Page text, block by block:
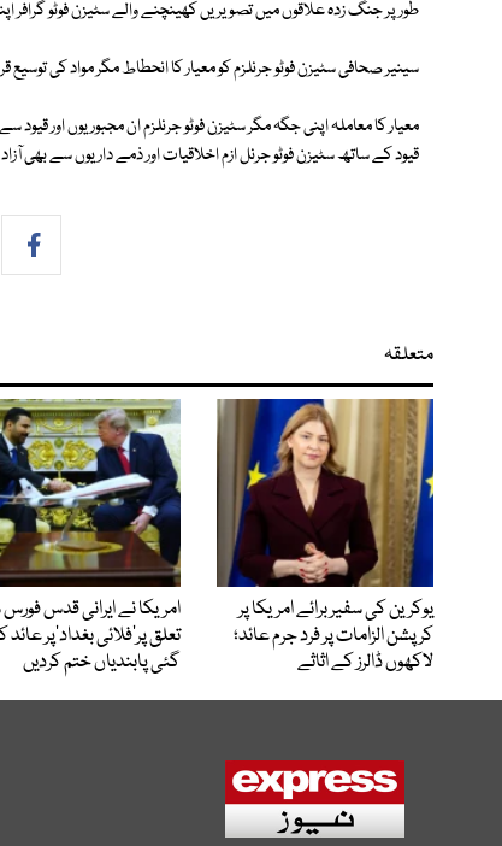
طور پر جنگ زدہ علاقوں میں تصویریں کھینچنے والے سٹیزن فوٹو گرافر
سینیر صحافی سٹیزن فوٹو جرنلزم کو معیار کا انحطاط مگر مواد کی توسیع
معیار کا معاملہ اپنی جگہ مگر سٹیزن فوٹو جرنلزم ان مجبوریوں اور قیود
قیود کے ساتھ سٹیزن فوٹو جرنل ازم اخلاقیات اور ذمے داریوں سے بھی
متعلقہ
یوکرین کی سفیر برائے امریکا پر
کرپشن الزامات پر فرد جرم عائد؛
لاکھوں ڈالرز کے اثاثے
امریکا نے ایرانی قدس
تعلق پر’فلائی بغداد‘پر
گئی پابندیاں ختم کردیں